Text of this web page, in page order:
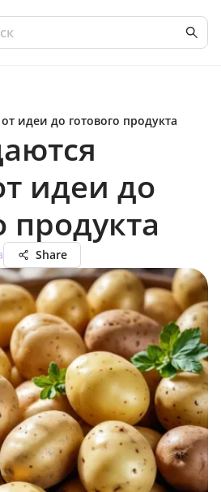
идеи до готового продукта
идеи до
продукта
Share